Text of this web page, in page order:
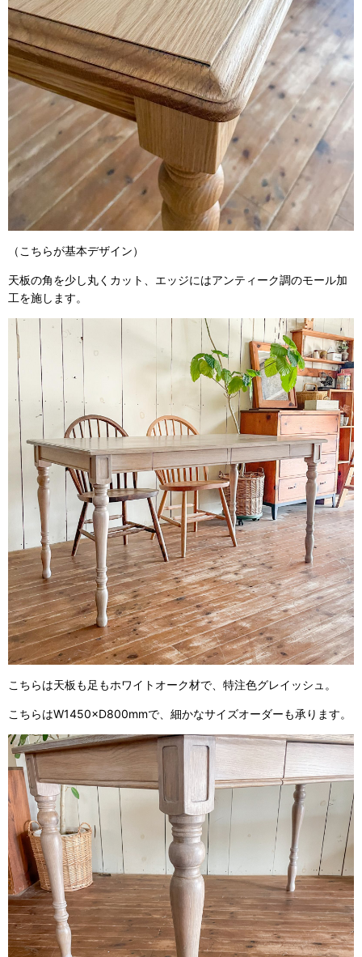
（こちらが基本デザイン）
天板の角を少し丸くカット、エッジにはアンティーク調のモール加
工を施します。
こちらは天板も足もホワイトオーク材で、特注色グレイッシュ。
こちらはW1450×D800mmで、細かなサイズオーダーも承ります。